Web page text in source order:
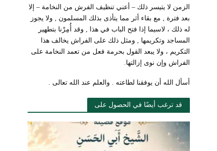
الزمن لا يتيسر ذلك – أعني تنظيف الفرش من النخامة – إلا
بعد فترة , مع بقاء أثر مما يتأذى بذلك المسلمون , ولا يجوز
له ذلك ، لاسيما إذا فتح الباب في هذا , وقد أُمِرْنا بتطهير
المساجد وتكريمها , ومثل ذلك على الفراش يخالف هذا
التكريم ، ولا يبعد القول بحرمة فعل من تعمد النخامة على
الفراش وإن نوى إزالتها.
أسأل الله أن يوفقنا لطاعته . والعلم عند الله تعالى .
قد ترغب أيضًا في الحصول على